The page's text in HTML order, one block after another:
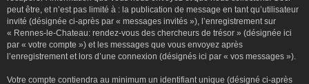
peut être, et n’est pas limité à : la publication de message en tant qu’utilisateur
invité (désignée ci-après par « messages invités »), l’enregistrement sur
« Rennes-le-Chateau: rendez-vous des chercheurs de trésor » (désignée ici
par « votre compte ») et les messages que vous envoyez après
l’enregistrement et lors d’une connexion (désignés ici par « vos messages »).
Votre compte contiendra au minimum un identifiant unique (désigné ci-après